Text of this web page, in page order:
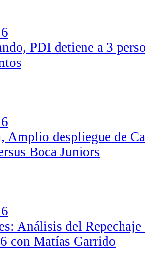
PDI detiene a 3
Amplio despliegue de
Boca Juniors
Análisis del
con Matías Garrido